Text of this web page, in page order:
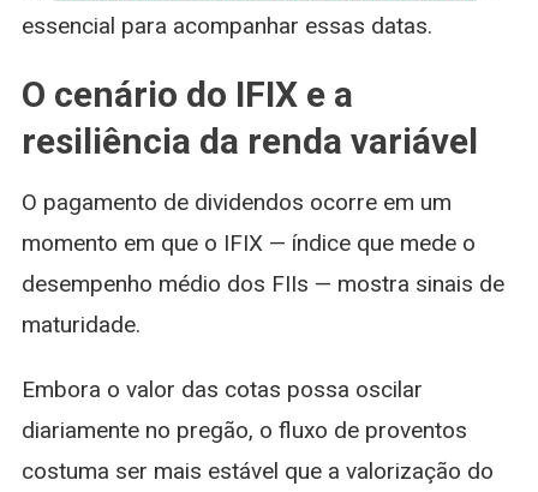
essencial para acompanhar essas datas.
O cenário do IFIX e a
resiliência da renda variável
O pagamento de dividendos ocorre em um
momento em que o IFIX — índice que mede o
desempenho médio dos FIIs — mostra sinais de
maturidade.
Embora o valor das cotas possa oscilar
diariamente no pregão, o fluxo de proventos
costuma ser mais estável que a valorização do